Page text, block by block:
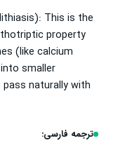
This is the
property
(like calcium
smaller
naturally with
ترجمه فارسی: